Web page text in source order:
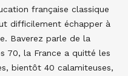
française classique
difficilement échapper à
Baverez parle de la
70, la France a quitté les
bientôt 40 calamiteuses,